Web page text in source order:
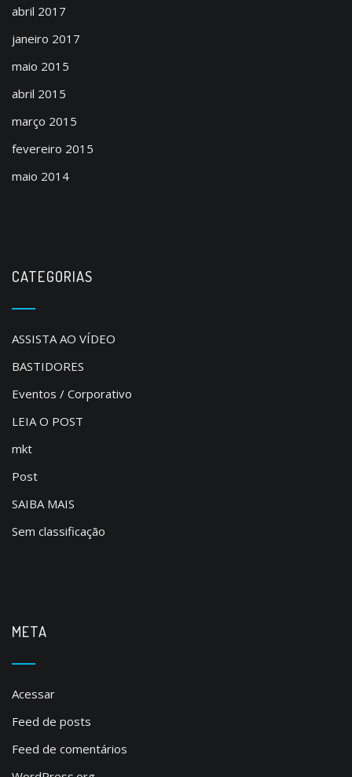
abril 2017
janeiro 2017
maio 2015
abril 2015
março 2015
fevereiro 2015
maio 2014
CATEGORIAS
ASSISTA AO VÍDEO
BASTIDORES
Eventos / Corporativo
LEIA O POST
mkt
Post
SAIBA MAIS
Sem classificação
META
Acessar
Feed de posts
Feed de comentários